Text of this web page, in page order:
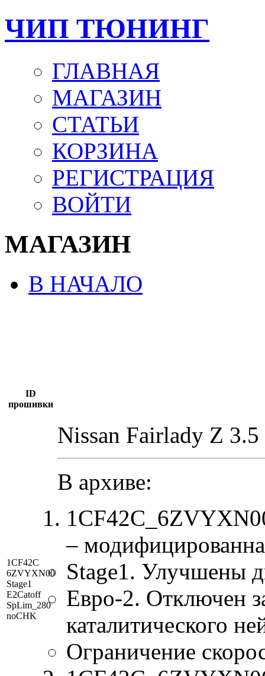
ЧИП ТЮНИНГ
ГЛАВНАЯ
МАГАЗИН
СТАТЬИ
КОРЗИНА
РЕГИСТРАЦИЯ
ВОЙТИ
МАГАЗИН
В НАЧАЛО
ID
прошивки
1CF42C
6ZVYXN00
Stage1
E2Catoff
SpLim_280
noCHK
Nissan Fairlady Z 3.5
В архиве:
–
Stage1. Улучшены
Евро-2. Отключен
каталитического
Ограничение